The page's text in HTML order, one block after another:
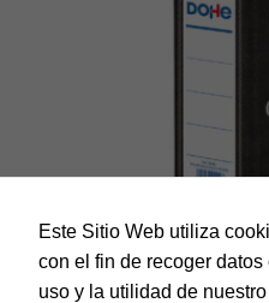
Este Sitio Web utiliza
con el fin de recoger
uso y la utilidad de